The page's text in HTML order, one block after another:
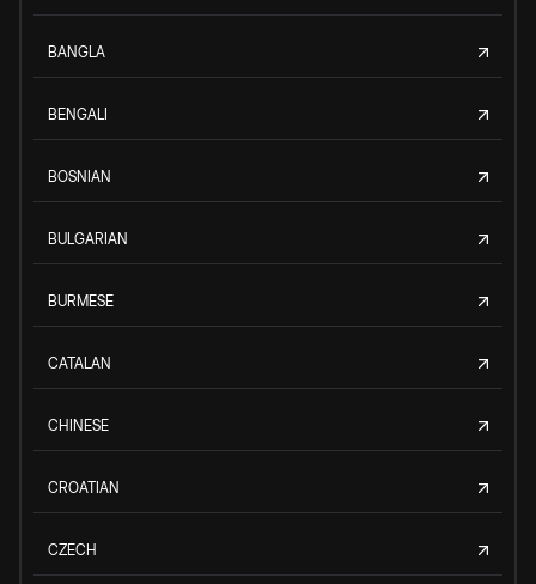
BANGLA
BENGALI
BOSNIAN
BULGARIAN
BURMESE
CATALAN
CHINESE
CROATIAN
CZECH